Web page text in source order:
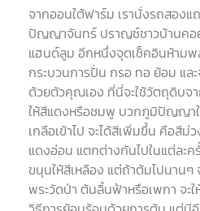
จากออนใต้ฟาร์ม เรานั่งรถสอง
ปัญญาจันทร์ ปราญช์ชาวบ้านคอ
แฮนด์ลูม อีกหนึ่งจุดเช็คอินห้ามพ
กระบวนการปั่น กรอ ทอ ย้อม แล
ด้วยตัวคุณเอง ที่นี่จะใช้วัตถุดิบจ
ให้สีแดงหรือชมพู บวกภูมิปัญญา
เกลือเข้าไป จะได้สีเพิ่มขึ้น คือสีม่
แดงอ่อน แตกต่างกันไปในแต่ละค
ขนุนให้สีเหลือง แต่ถ้าต้มไปนานๆ
พระวัดป่า ต้นลิ้นฟ้าหรือเพกา จะ